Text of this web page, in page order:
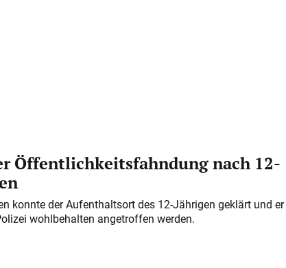
Öffentlichkeitsfahndung nach 12-
konnte der Aufenthaltsort des 12-Jährigen geklärt und
wohlbehalten angetroffen werden.